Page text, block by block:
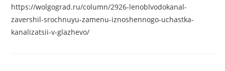
https://wolgograd.ru/column/2926-lenoblvodokanal-
zavershil-srochnuyu-zamenu-iznoshennogo-uchastka-
kanalizatsii-v-glazhevo/